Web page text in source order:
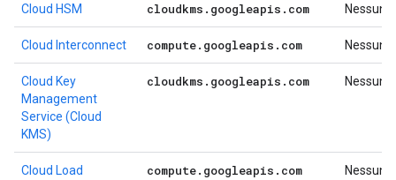
Cloud HSM cloudkms . googleapis . com Nessuno
Cloud Interconnect compute. googleapis . com Nessuno
Cloud Key
Management
Service (Cloud
KMS)
cloudkms . googleapis . com Nessuno
Cloud Load
compute. googleapis . com Nessuno